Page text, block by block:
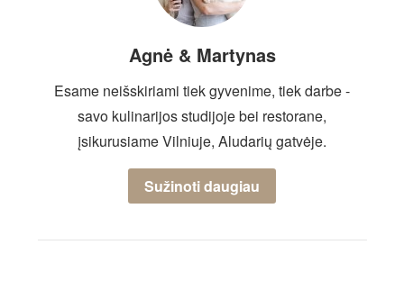
Agnė & Martynas
Esame neišskiriami tiek gyvenime, tiek darbe -
savo kulinarijos studijoje bei restorane,
įsikurusiame Vilniuje, Aludarių gatvėje.
Sužinoti daugiau